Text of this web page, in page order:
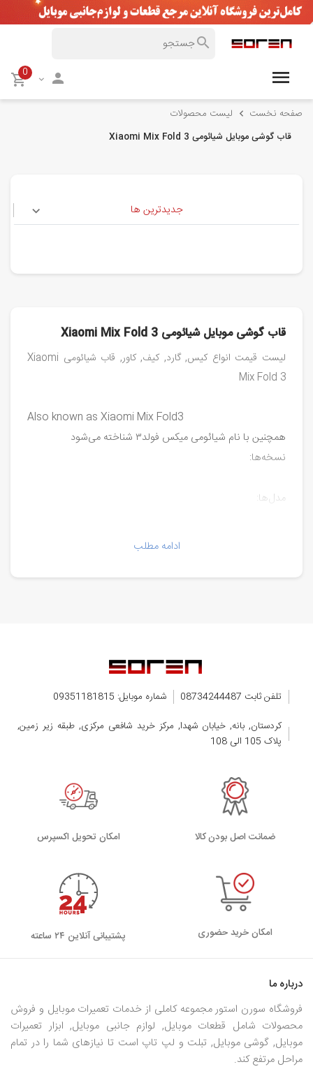
0
صفحه نخست لیست محصولات
قاب گوشی موبایل شیائومی Xiaomi Mix Fold 3
جدیدترین ها
قاب گوشی موبایل شیائومی Xiaomi Mix Fold 3
لیست قیمت انواع کیس, گارد, کیف, کاور, قاب شیائومی Xiaomi
Mix Fold 3
Also known as Xiaomi Mix Fold3
همچنین با نام شیائومی میکس فولد۳ شناخته می‌شود
نسخه‌ها:
مدل‌ها:
ادامه مطلب
تلفن ثابت 08734244487
شماره موبایل: 09351181815
کردستان, بانه, خیابان شهدا, مرکز خرید شافعی مرکزی, طبقه زیر زمین,
پلاک 105 الی 108
ضمانت اصل بودن کالا اﻣﮑﺎن ﺗﺤﻮﯾﻞ اﮐﺴﭙﺮس
امکان خرید حضوری پشتیبانی آنلاین ۲۴ ساعته
درباره ما
فروشگاه سورن استور مجموعه کاملی از خدمات تعمیرات موبایل و فروش
محصولات شامل قطعات موبایل, لوازم جانبی موبایل, ابزار تعمیرات
موبایل, گوشی موبایل, تبلت و لپ تاپ است تا نیازهای شما را در تمام
مراحل مرتفع کند.